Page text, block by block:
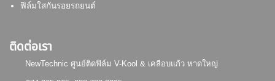
ฟิล์มใสกันรอยรถยนต์
ติดต่อเรา
NewTechnic ศูนย์ติดฟิล์ม V-Kool & เคลือบแก้ว หาดใหญ่